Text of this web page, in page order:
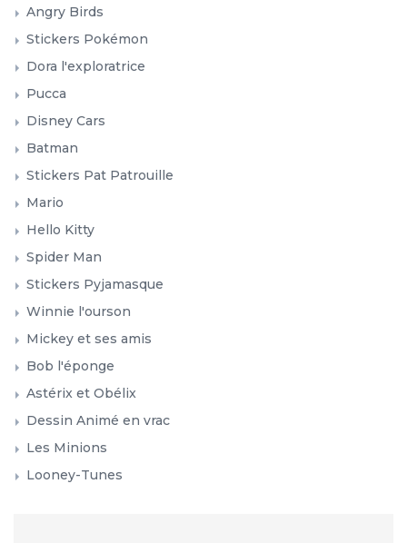
Angry Birds
Stickers Pokémon
Dora l'exploratrice
Pucca
Disney Cars
Batman
Stickers Pat Patrouille
Mario
Hello Kitty
Spider Man
Stickers Pyjamasque
Winnie l'ourson
Mickey et ses amis
Bob l'éponge
Astérix et Obélix
Dessin Animé en vrac
Les Minions
Looney-Tunes